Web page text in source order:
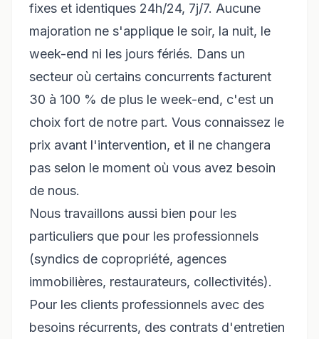
fixes et identiques 24h/24, 7j/7. Aucune
majoration ne s'applique le soir, la nuit, le
week-end ni les jours fériés. Dans un
secteur où certains concurrents facturent
30 à 100 % de plus le week-end, c'est un
choix fort de notre part. Vous connaissez le
prix avant l'intervention, et il ne changera
pas selon le moment où vous avez besoin
de nous.
Nous travaillons aussi bien pour les
particuliers que pour les professionnels
(syndics de copropriété, agences
immobilières, restaurateurs, collectivités).
Pour les clients professionnels avec des
besoins récurrents, des contrats d'entretien